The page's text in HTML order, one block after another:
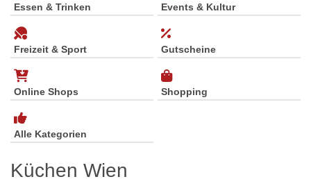
Essen & Trinken Events & Kultur
Freizeit & Sport Gutscheine
Online Shops Shopping
Alle Kategorien
Küchen Wien